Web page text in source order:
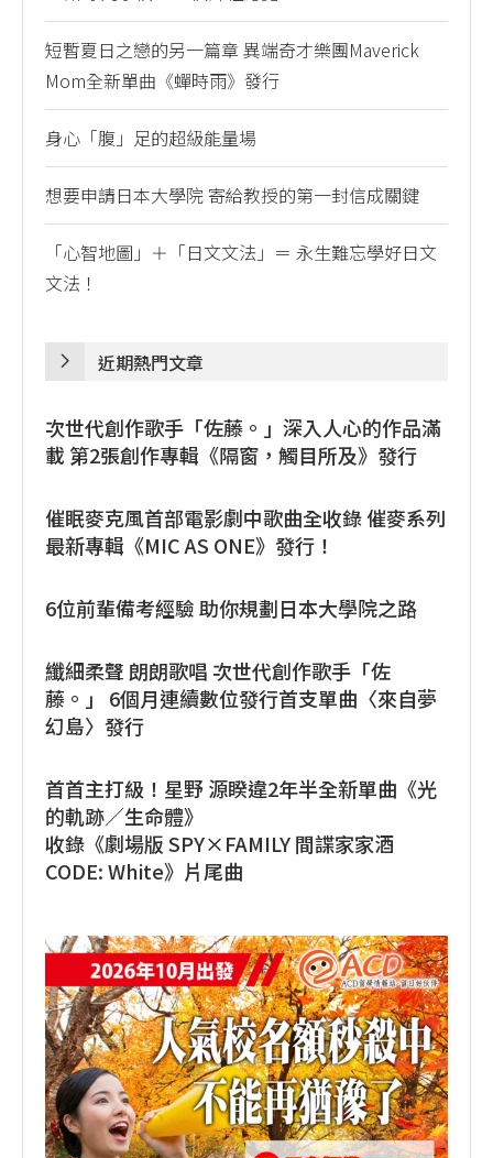
短暫夏日之戀的另一篇章 異端奇才樂團Maverick
Mom全新單曲《蟬時雨》發行
身心「腹」足的超級能量場
想要申請日本大學院 寄給教授的第一封信成關鍵
「心智地圖」＋「日文文法」＝ 永生難忘學好日文
文法！
近期熱門文章
次世代創作歌手「佐藤。」深入人心的作品滿
載 第2張創作專輯《隔窗，觸目所及》發行
催眠麥克風首部電影劇中歌曲全收錄 催麥系列
最新專輯《MIC AS ONE》發行！
6位前輩備考經驗 助你規劃日本大學院之路
纖細柔聲 朗朗歌唱 次世代創作歌手「佐
藤。」 6個月連續數位發行首支單曲〈來自夢
幻島〉發行
首首主打級！星野 源睽違2年半全新單曲《光
的軌跡／生命體》
收錄《劇場版 SPY×FAMILY 間諜家家酒
CODE: White》片尾曲